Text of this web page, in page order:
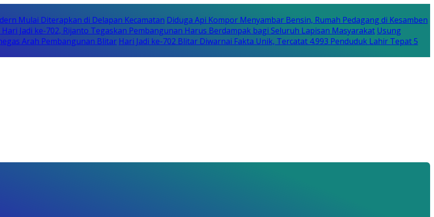
Mulai Diterapkan di Delapan Kecamatan Diduga Api Kompor Menyambar Bensin, Rumah Pedagang di Kesamben
Jadi ke-702, Rijanto Tegaskan Pembangunan Harus Berdampak bagi Seluruh Lapisan Masyarakat Usung
Arah Pembangunan Blitar Hari Jadi ke-702 Blitar Diwarnai Fakta Unik, Tercatat 4.993 Penduduk Lahir Tepat 5